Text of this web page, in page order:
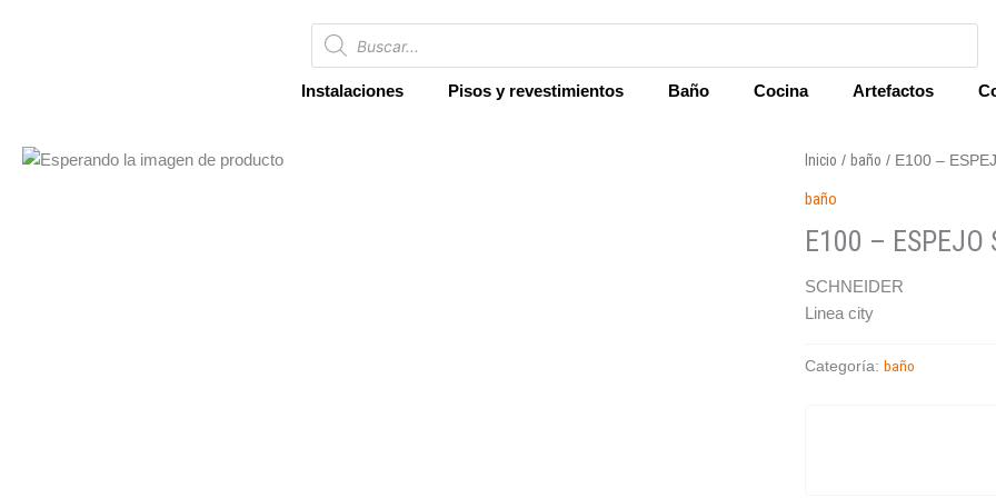
Búsqueda
de
productos
Instalaciones Pisos y revestimientos Baño Cocina Artefactos
Inicio / baño / E100 –
baño
E100 – ESPEJO
SCHNEIDER
Linea city
Categoría:baño